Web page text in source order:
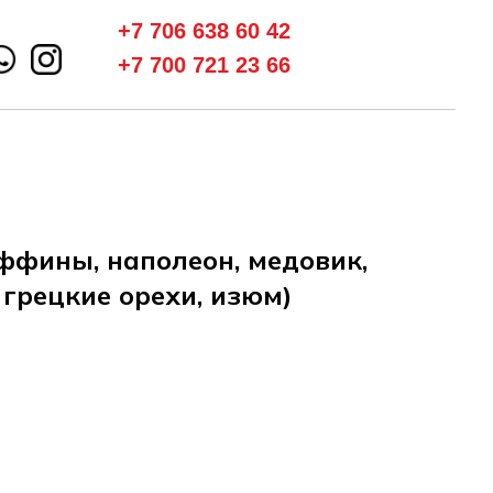
+7 700 721 23 66
+7 706 638 60 42
наполеон, медовик,
орехи, изюм)